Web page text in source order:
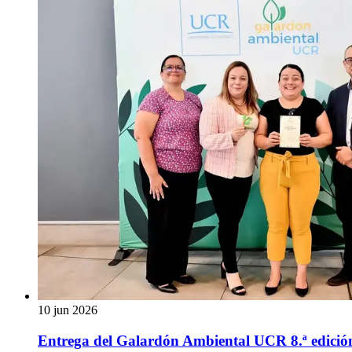
10 jun 2026
Entrega del Galardón Ambiental UCR 8.ª